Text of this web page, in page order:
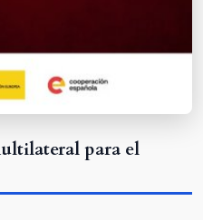
para el